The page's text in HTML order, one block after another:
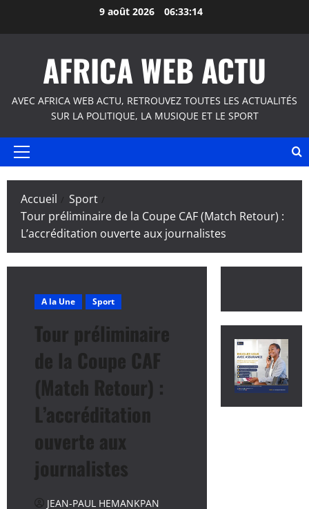
9 août 2026 06:33:15
AFRICA WEB ACTU
AVEC AFRICA WEB ACTU, RETROUVEZ TOUTES LES ACTUALITÉS
SUR LA POLITIQUE, LA MUSIQUE ET LE SPORT
Menu
Accueil
Sport
Tour préliminaire de la Coupe CAF (Match Retour) :
L’accréditation ouverte aux journalistes
A la Une Sport
Tour préliminaire
de la Coupe CAF
(Match Retour) :
L’accréditation
ouverte aux
journalistes
JEAN-PAUL HEMANKPAN